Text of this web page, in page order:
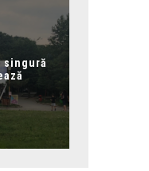
singură